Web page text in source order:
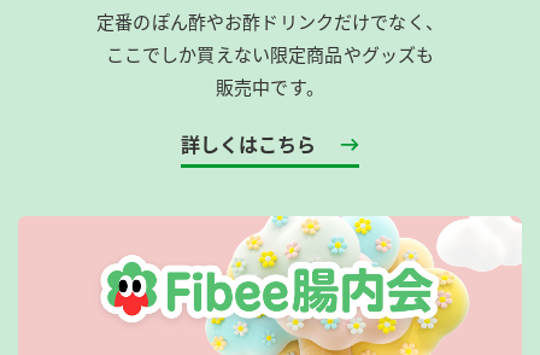
定番のぽん酢やお酢ドリンクだけでなく、
ここでしか買えない限定商品やグッズも
販売中です。
詳しくはこちら